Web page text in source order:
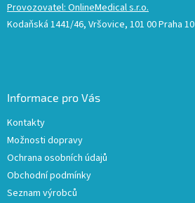
Provozovatel: OnlineMedical s.r.o.
Kodaňská 1441/46, Vršovice, 101 00 Praha 10
Informace pro Vás
Kontakty
Možnosti dopravy
Ochrana osobních údajů
Obchodní podmínky
Seznam výrobců